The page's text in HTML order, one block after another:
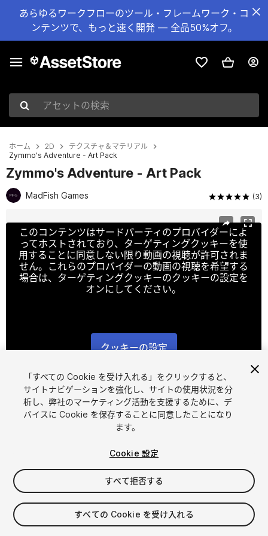
あらゆるワークフローのツール・フレームワーク・コ
ンテンツで、もっと速く開発 — 全品50%オフ。
アセットの検索
ホーム 2D
テクスチャ＆マテリアル
Zymmo's Adventure - Art Pack
Zymmo's Adventure - Art Pack
MadFish Games (3)
このコンテンツはサードパーティのプロバイダーによ
ってホストされており、ターゲティングクッキーを使
用することに同意しない限り動画の視聴が許可されま
せん。これらのプロバイダーの動画の視聴を希望する
場合は、ターゲティングクッキーのクッキーの設定を
オンにしてください。
クッキーの設定
FREE
26viewsin the past week
「すべての Cookie を受け入れる」をクリックすると、
サイトナビゲーションを強化し、サイトの使用状況を分
析し、弊社のマーケティング活動を支援するために、デ
バイスに Cookie を保存することに同意したことになり
ます。
Cookie 設定
すべて拒否する
すべての Cookie を受け入れる